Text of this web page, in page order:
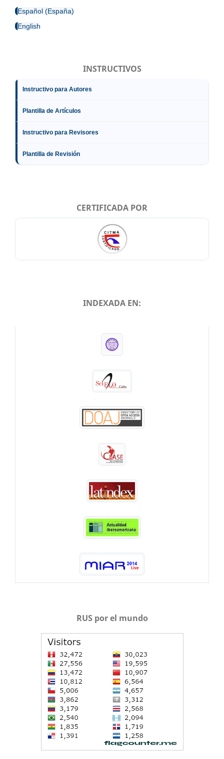
Español (España)
English
INSTRUCTIVOS
Instructivo para Autores
Plantilla de Artículos
Instructivo para Revisores
Plantilla de Revisión
CERTIFICADA POR
INDEXADA EN:
RUS por el mundo